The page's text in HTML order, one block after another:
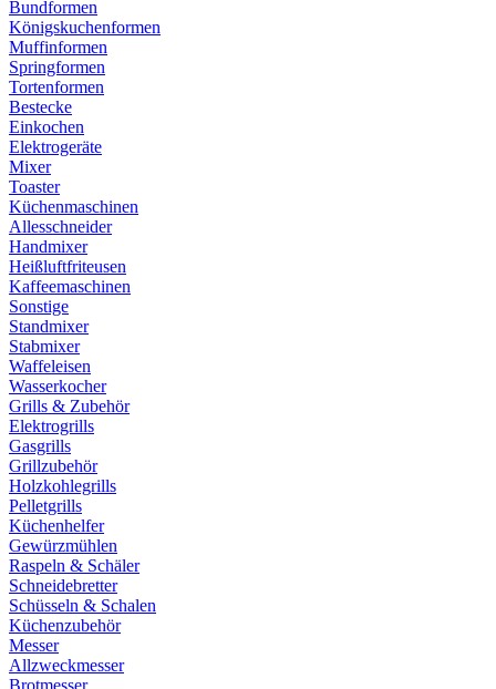
Bundformen
Königskuchenformen
Muffinformen
Springformen
Tortenformen
Bestecke
Einkochen
Elektrogeräte
Mixer
Toaster
Küchenmaschinen
Allesschneider
Handmixer
Heißluftfriteusen
Kaffeemaschinen
Sonstige
Standmixer
Stabmixer
Waffeleisen
Wasserkocher
Grills & Zubehör
Elektrogrills
Gasgrills
Grillzubehör
Holzkohlegrills
Pelletgrills
Küchenhelfer
Gewürzmühlen
Raspeln & Schäler
Schneidebretter
Schüsseln & Schalen
Küchenzubehör
Messer
Allzweckmesser
Brotmesser